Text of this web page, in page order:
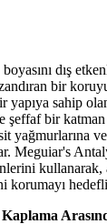
dış
bir
yapıya sahip
şeffaf bir
yağmurlarına
Meguiar's
kullanarak,
korumayı